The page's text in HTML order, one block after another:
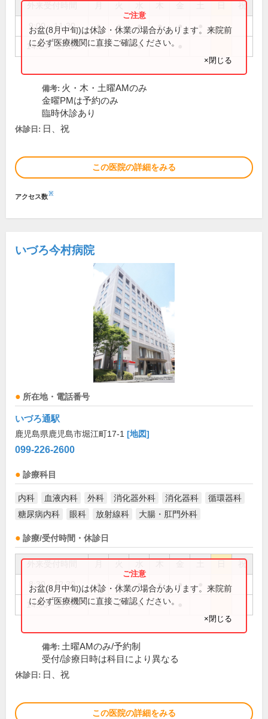
祝
9:00～11:30 ● ● ● ● ●
14:00～17:30 ● ●
お盆(8月中旬)は休診・休業の場合があります。来院前
に必ず医療機関に直接ご確認ください。
×閉じる
備考: 火・木・土曜AMのみ
金曜PMは予約のみ
臨時休診あり
休診日: 日、祝
この医院の詳細をみる
アクセス数※
いづろ今村病院
所在地・電話番号
いづろ通駅
鹿児島県鹿児島市堀江町17-1 [地図]
099-226-2600
診療科目
内科 血液内科 外科 消化器外科 消化器科
循環器科
糖尿病内科
眼科 放射線科 大腸・肛門外科
診療/受付時間・休診日
祝
8:30～12:30 ● ● ● ● ●
14:00～17:30 ● ● ● ●
お盆(8月中旬)は休診・休業の場合があります。来院前
に必ず医療機関に直接ご確認ください。
×閉じる
備考: 土曜AMのみ/予約制
受付/診療日時は科目により異なる
休診日: 日、祝
この医院の詳細をみる